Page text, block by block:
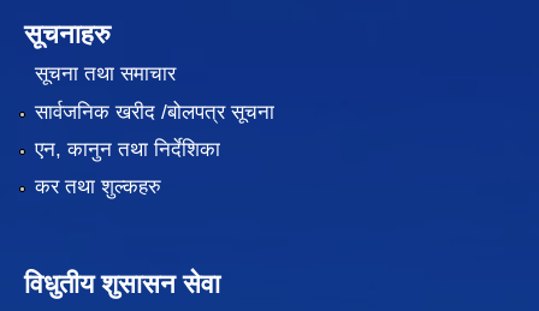
सूचनाहरु
सूचना तथा समाचार
सार्वजनिक खरीद /बोलपत्र सूचना
एन, कानुन तथा निर्देशिका
कर तथा शुल्कहरु
विधुतीय शुसासन सेवा